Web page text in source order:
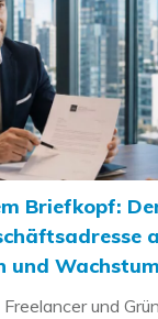
Briefkopf:
und Wachstum
und